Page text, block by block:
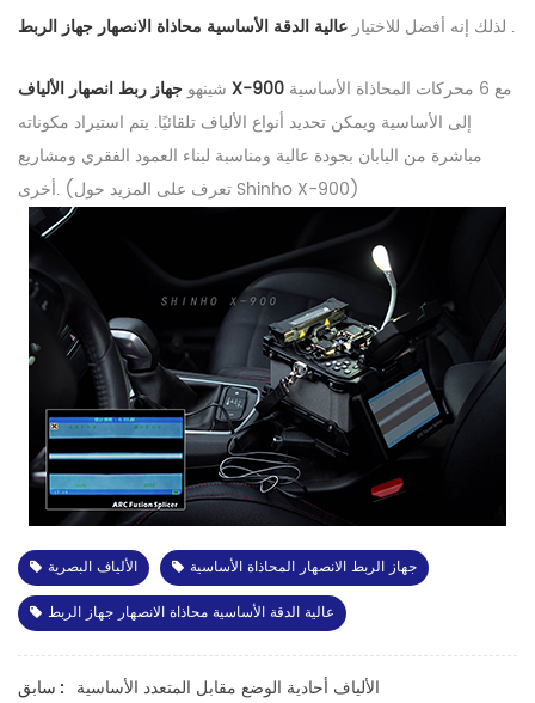
لذلك إنه أفضل للاختيار عالية الدقة الأساسية محاذاة الانصهار جهاز الربط .
شينهو جهاز ربط انصهار الألياف X-900 مع 6 محركات المحاذاة الأساسية
إلى الأساسية ويمكن تحديد أنواع الألياف تلقائيًا. يتم استيراد مكوناته
مباشرة من اليابان بجودة عالية ومناسبة لبناء العمود الفقري ومشاريع
أخرى. (تعرف على المزيد حول Shinho X-900)
الألياف البصرية
جهاز الربط الانصهار المحاذاة الأساسية
عالية الدقة الأساسية محاذاة الانصهار جهاز الربط
سابق : الألياف أحادية الوضع مقابل المتعدد الأساسية